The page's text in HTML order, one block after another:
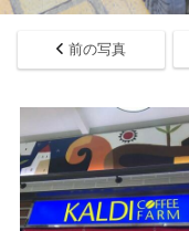
前の写真